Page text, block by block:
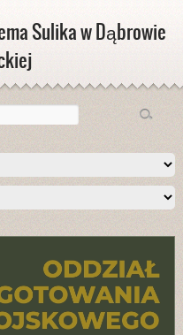
Sulika w Dąbrowie